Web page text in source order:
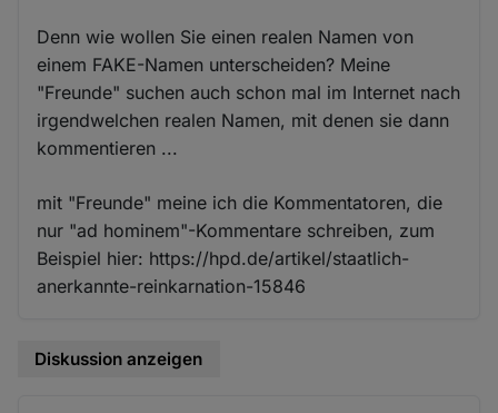
Denn wie wollen Sie einen realen Namen von
einem FAKE-Namen unterscheiden? Meine
"Freunde" suchen auch schon mal im Internet nach
irgendwelchen realen Namen, mit denen sie dann
kommentieren ...
mit "Freunde" meine ich die Kommentatoren, die
nur "ad hominem"-Kommentare schreiben, zum
Beispiel hier: https://hpd.de/artikel/staatlich-
anerkannte-reinkarnation-15846
Diskussion anzeigen